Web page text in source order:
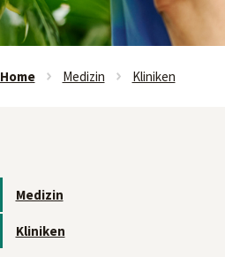
Home Medizin Kliniken
Medizin
Kliniken